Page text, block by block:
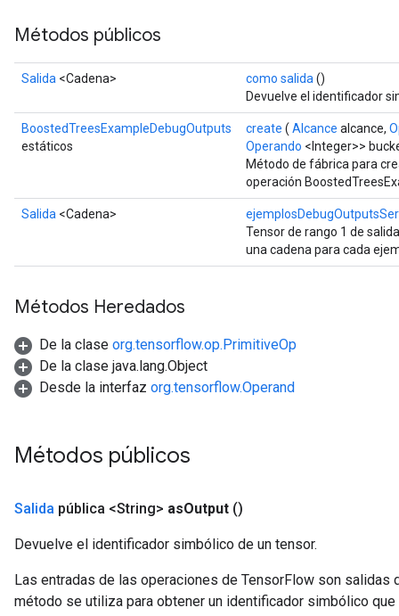
Métodos públicos
Salida <Cadena> como salida ()
Devuelve el identificador
BoostedTreesExampleDebugOutputs
estáticos
create ( Alcance alcance,
Operando <Integer>>
Método de fábrica para
operación
Salida <Cadena>
Tensor de rango 1 de
una cadena para cada
Métodos Heredados
De la clase org.tensorflow.op.PrimitiveOp
De la clase java.lang.Object
Desde la interfaz org.tensorflow.Operand
Métodos públicos
Salida pública <String> asOutput ()
Devuelve el identificador simbólico de un tensor.
Las entradas de las operaciones de TensorFlow son salidas
método se utiliza para obtener un identificador simbólico